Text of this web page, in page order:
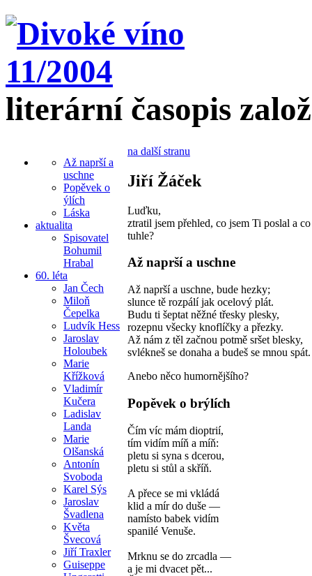
literární časopis
Až naprší a
uschne
Popěvek o
ýlích
Láska
aktualita
Spisovatel
Bohumil
Hrabal
60. léta
Jan Čech
Miloň
Čepelka
Ludvík Hess
Jaroslav
Holoubek
Marie
Křížková
Vladimír
Kučera
Ladislav
Landa
Marie
Olšanská
Antonín
Svoboda
Karel Sýs
Jaroslav
Švadlena
Květa
Švecová
Jiří Traxler
Guiseppe
na další stranu
Jiří Žáček
Luďku,
ztratil jsem přehled, co jsem Ti poslal a
tuhle?
Až naprší a uschne
Až naprší a uschne, bude hezky;
slunce tě rozpálí jak ocelový plát.
Budu ti šeptat něžné třesky plesky,
rozepnu všecky knoflíčky a přezky.
Až nám z těl začnou potmě sršet blesky,
svlékneš se donaha a budeš se mnou spát.
Anebo něco humornějšího?
Popěvek o brýlích
Čím víc mám dioptrií,
tím vidím míň a míň:
pletu si syna s dcerou,
pletu si stůl a skříň.
A přece se mi vkládá
klid a mír do duše —
namísto babek vidím
spanilé Venuše.
Mrknu se do zrcadla —
a je mi dvacet pět...